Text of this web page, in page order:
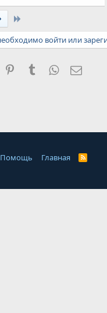
Last
войти или
PinterestTumblrWhatsApp
Помощь Главная